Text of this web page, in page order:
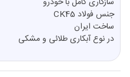
جنس فولاد CK45
ساخت ایران
در نوع آبکاری طلائی و مشکی